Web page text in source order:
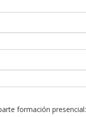
formación presencial: